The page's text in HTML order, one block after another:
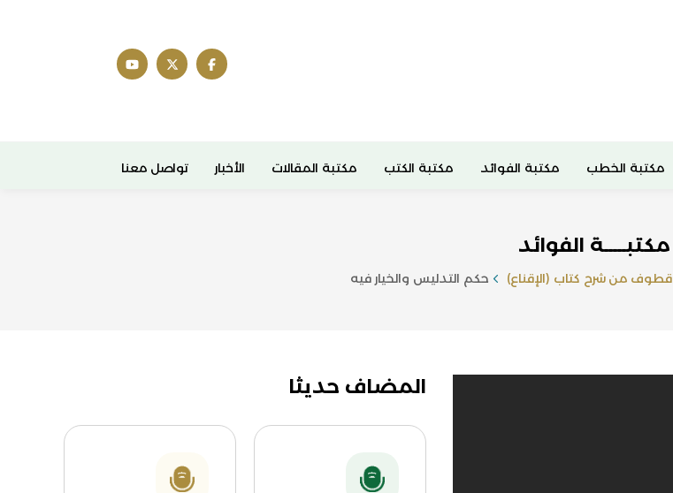
مكتبة الخطب مكتبة الفوائد مكتبة الكتب مكتبة المقالات الأخبار تواصل معنا
مكتبـــــة الفوائد
قطوف من شرح كتاب (الإقناع) حكم التدليس والخيار فيه
المضاف حديثا